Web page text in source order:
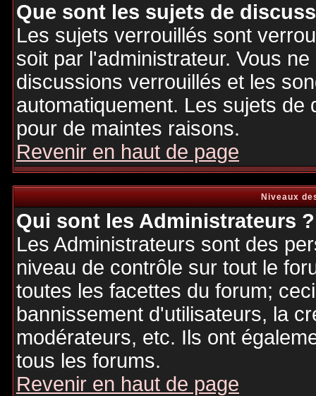
Que sont les sujets de
Les sujets verrouillés sont
soit par l'administrateur. Vous
discussions verrouillés et les
automatiquement. Les sujets
pour de maintes raisons.
Revenir en haut de page
Niveaux
Qui sont les Administrateurs ?
Les Administrateurs sont des
niveau de contrôle sur tout le
toutes les facettes du forum;
bannissement d'utilisateurs, la
modérateurs, etc. Ils ont
tous les forums.
Revenir en haut de page